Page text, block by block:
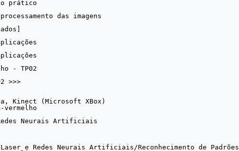
Kinect (Microsoft XBox)
Redes Neurais Artificiais
e Redes Neurais Artificiais/Reconhecimento de Padrões